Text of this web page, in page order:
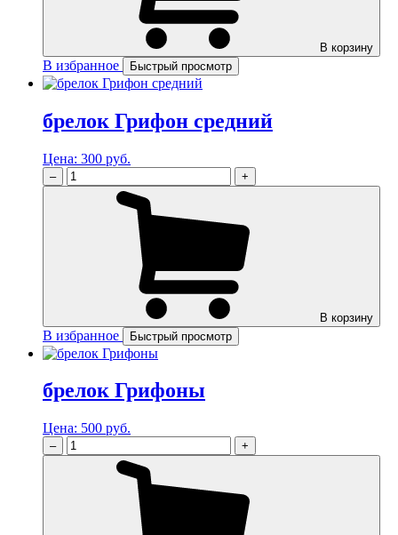
В корзину
В избранное Быстрый просмотр
брелок Грифон средний
Цена: 300 руб.
– +
В корзину
В избранное Быстрый просмотр
брелок Грифоны
Цена: 500 руб.
– +